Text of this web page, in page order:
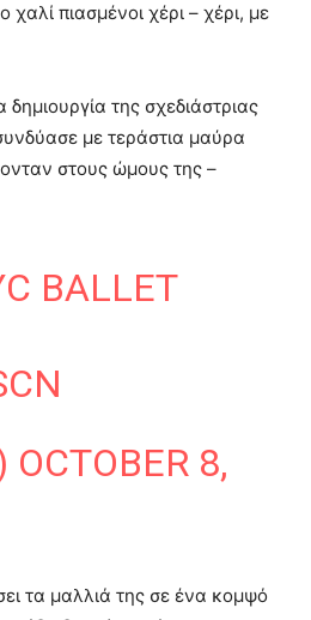
πιασμένοι χέρι – χέρι, με
της σχεδιάστριας
με τεράστια μαύρα
στους ώμους της –
BALLET
OCTOBER 8,
τα μαλλιά της σε ένα κομψό